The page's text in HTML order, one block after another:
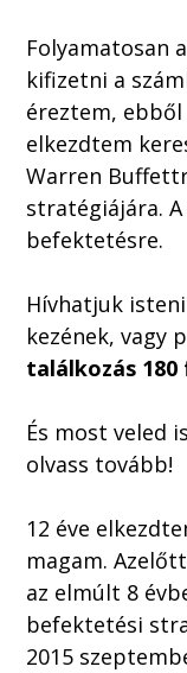
Folyamatosan
kifizetni a
éreztem,
elkezdtem
Warren
stratégiájára.
befektetésre.
Hívhatjuk
kezének, vagy
találkozás
És most veled
olvass tovább!
12 éve
magam.
az elmúlt 8
befektetési
2015